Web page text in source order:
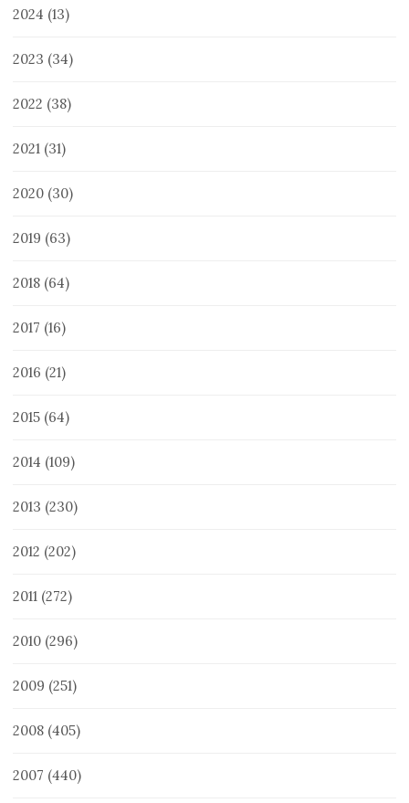
2024 (13)
2023 (34)
2022 (38)
2021 (31)
2020 (30)
2019 (63)
2018 (64)
2017 (16)
2016 (21)
2015 (64)
2014 (109)
2013 (230)
2012 (202)
2011 (272)
2010 (296)
2009 (251)
2008 (405)
2007 (440)